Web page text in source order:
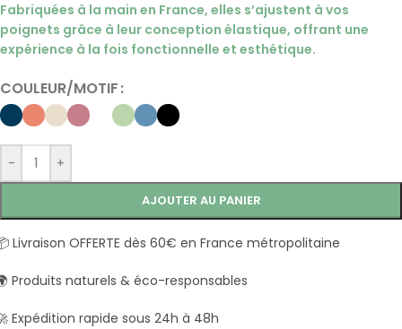
Fabriquées à la main en France, elles s’ajustent à vos
poignets grâce à leur conception élastique, offrant une
expérience à la fois fonctionnelle et esthétique.
COULEUR/MOTIF
- +
AJOUTER AU PANIER
Livraison OFFERTE dès 60€ en France métropolitaine
Produits naturels & éco-responsables
Expédition rapide sous 24h à 48h